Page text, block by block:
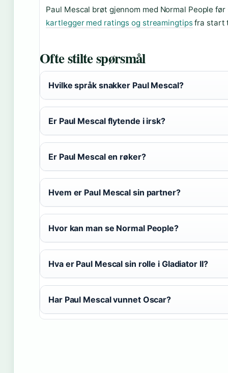
Paul Mescal brøt gjennom med Normal People
kartlegger med ratings og streamingtipsfra start
Ofte stilte spørsmål
Hvilke språk snakker Paul Mescal?
Er Paul Mescal flytende i irsk?
Er Paul Mescal en røker?
Hvem er Paul Mescal sin partner?
Hvor kan man se Normal People?
Hva er Paul Mescal sin rolle i Gladiator II?
Har Paul Mescal vunnet Oscar?